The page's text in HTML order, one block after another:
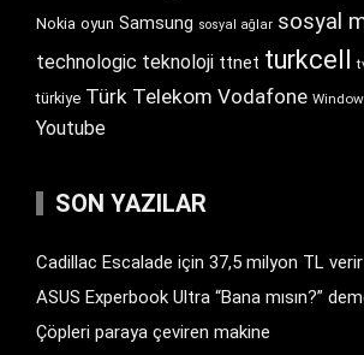
Nokia oyun Samsung sosyal ağlar sosyal
technologic teknoloji ttnet turkcell
türkiye Türk Telekom Vodafone
Youtube
SON YAZILAR
Cadillac Escalade için 37,5 milyon TL
ASUS Experbook Ultra “Bana mısın?”
Çöpleri paraya çeviren makine